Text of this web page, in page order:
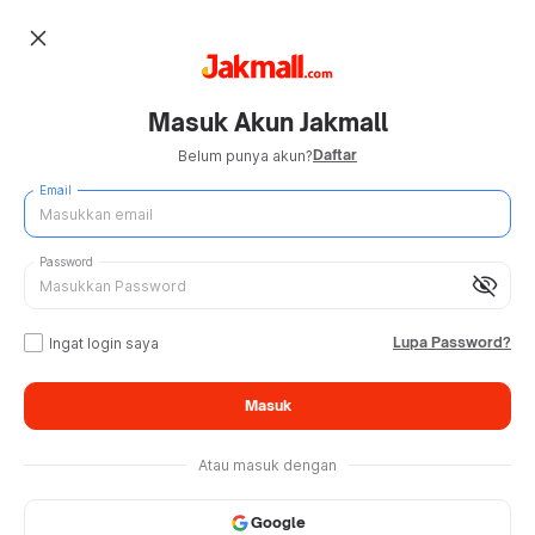
close
Masuk Akun Jakmall
Belum punya akun?Daftar
Email
visibility_off
Password
Ingat login saya Lupa Password?
Masuk
Atau masuk dengan
Google